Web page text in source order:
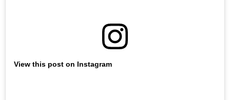
View this post on Instagram